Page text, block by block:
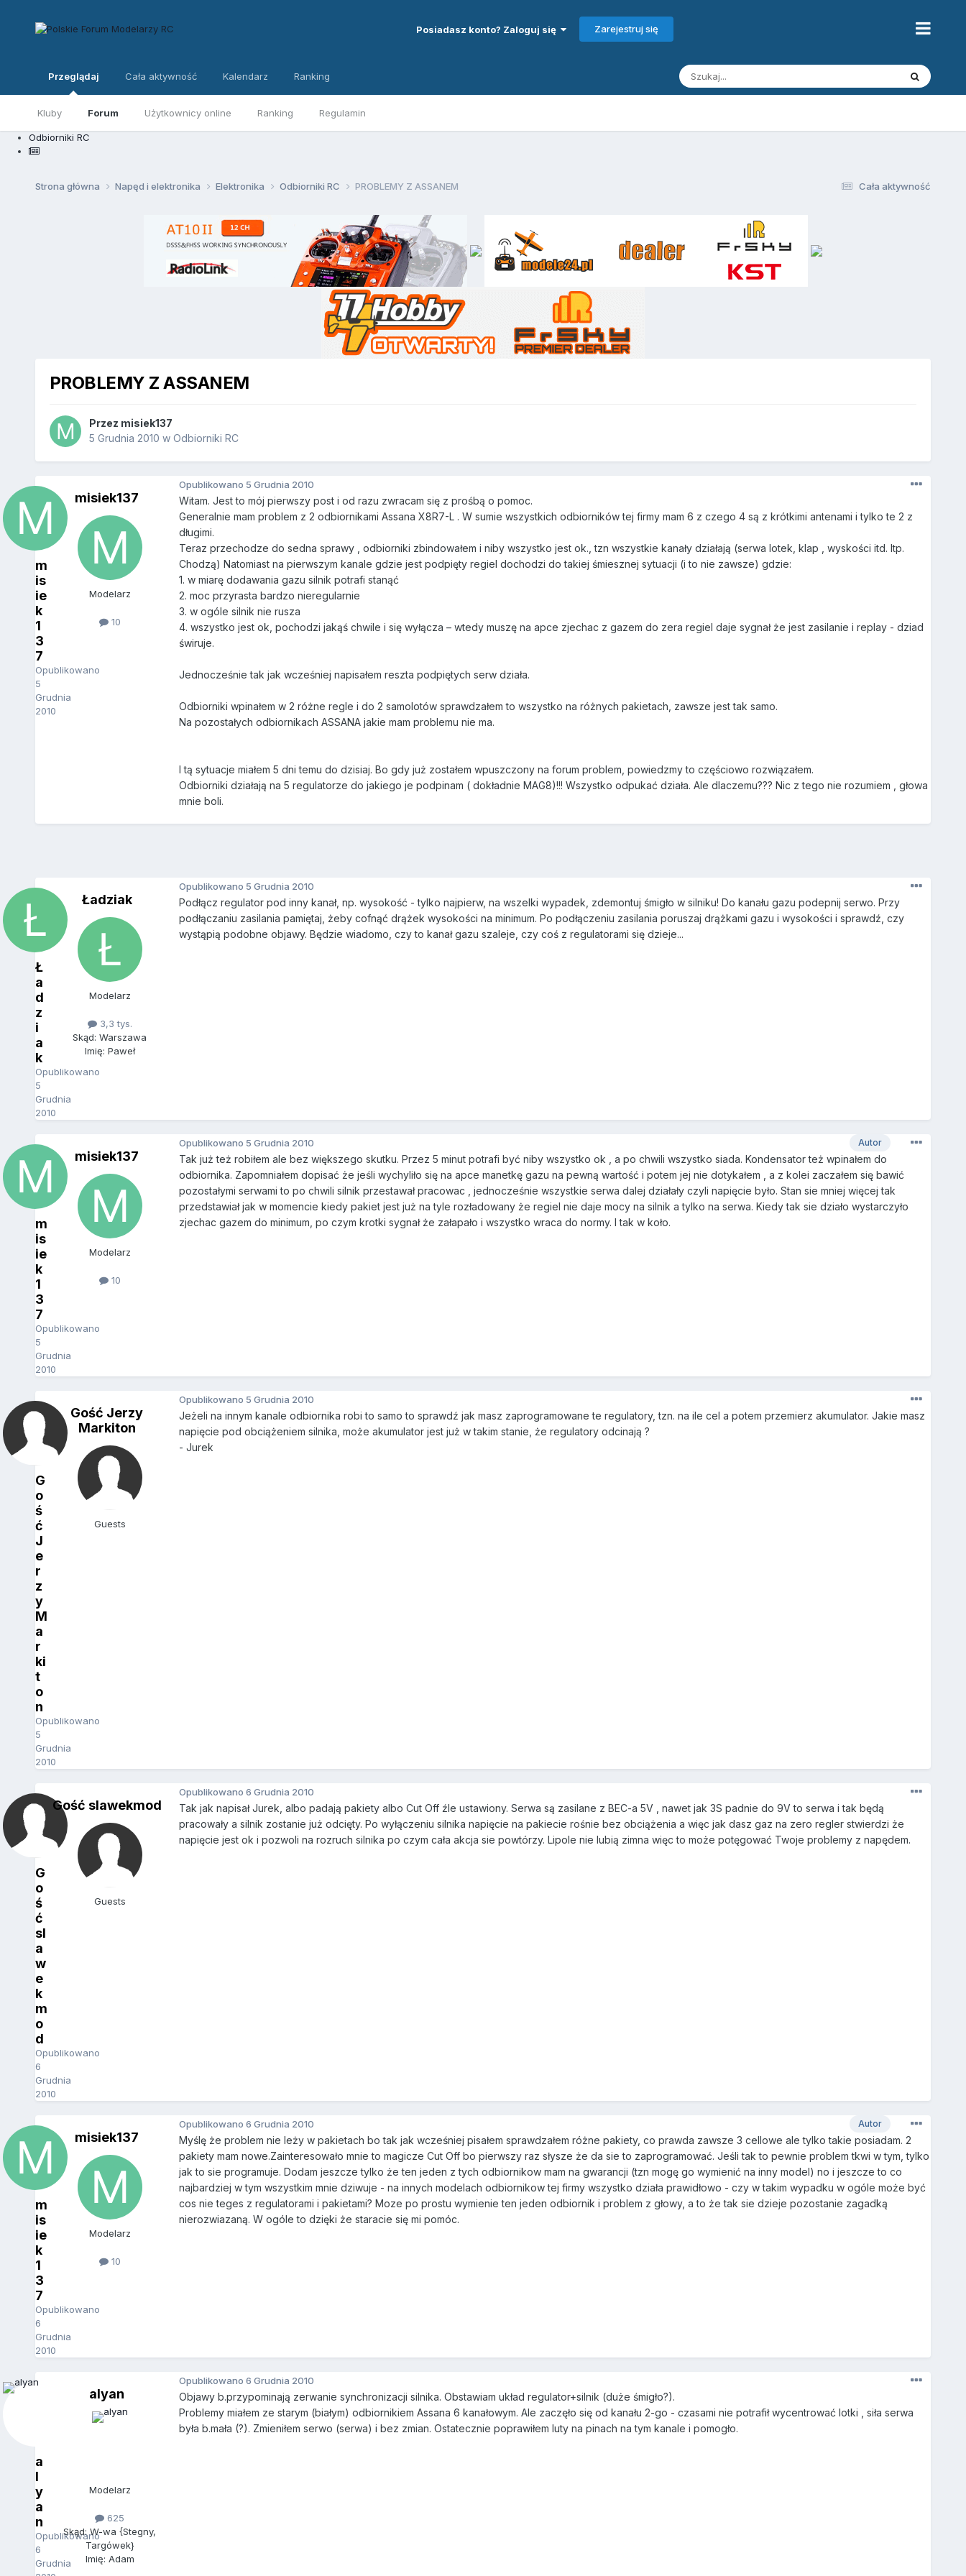
Posiadasz konto? Zaloguj się Zarejestruj się
Przeglądaj
Kluby Forum Użytkownicy online Ranking Regulamin
Cała aktywność Kalendarz Ranking
Odbiorniki RC
Cała aktywność
Strona główna Napęd i elektronika Elektronika Odbiorniki RC PROBLEMY Z ASSANEM
PROBLEMY Z ASSANEM
Przez misiek137
5 Grudnia 2010 w Odbiorniki RC
m
is
ie
k
1
3
7
Opublikowano
5
Grudnia
2010
misiek137
Modelarz
10
Opublikowano 5 Grudnia 2010
Witam. Jest to mój pierwszy post i od razu zwracam się z prośbą o pomoc.
Generalnie mam problem z 2 odbiornikami Assana X8R7-L . W sumie wszystkich odbiorników tej firmy mam 6 z czego 4 są z krótkimi antenami i tylko te 2 z
długimi.
Teraz przechodze do sedna sprawy , odbiorniki zbindowałem i niby wszystko jest ok., tzn wszystkie kanały działają (serwa lotek, klap , wyskości itd. Itp.
Chodzą) Natomiast na pierwszym kanale gdzie jest podpięty regiel dochodzi do takiej śmiesznej sytuacji (i to nie zawsze) gdzie:
1. w miarę dodawania gazu silnik potrafi stanąć
2. moc przyrasta bardzo nieregularnie
3. w ogóle silnik nie rusza
4. wszystko jest ok, pochodzi jakąś chwile i się wyłącza – wtedy muszę na apce zjechac z gazem do zera regiel daje sygnał że jest zasilanie i replay - dziad
świruje.
Jednocześnie tak jak wcześniej napisałem reszta podpiętych serw działa.
Odbiorniki wpinałem w 2 różne regle i do 2 samolotów sprawdzałem to wszystko na różnych pakietach, zawsze jest tak samo.
Na pozostałych odbiornikach ASSANA jakie mam problemu nie ma.
I tą sytuacje miałem 5 dni temu do dzisiaj. Bo gdy już zostałem wpuszczony na forum problem, powiedzmy to częściowo rozwiązałem.
Odbiorniki działają na 5 regulatorze do jakiego je podpinam ( dokładnie MAG8)!!! Wszystko odpukać działa. Ale dlaczemu??? Nic z tego nie rozumiem , głowa
mnie boli.
Ł
a
d
z
i
a
k
Opublikowano
5
Grudnia
2010
Ładziak
Modelarz
3,3 tys.
Skąd: Warszawa
Imię: Paweł
Opublikowano 5 Grudnia 2010
Podłącz regulator pod inny kanał, np. wysokość - tylko najpierw, na wszelki wypadek, zdemontuj śmigło w silniku! Do kanału gazu podepnij serwo. Przy
podłączaniu zasilania pamiętaj, żeby cofnąć drążek wysokości na minimum. Po podłączeniu zasilania poruszaj drążkami gazu i wysokości i sprawdź, czy
wystąpią podobne objawy. Będzie wiadomo, czy to kanał gazu szaleje, czy coś z regulatorami się dzieje...
m
is
ie
k
1
3
7
Opublikowano
5
Grudnia
2010
misiek137
Modelarz
10
Autor
Opublikowano 5 Grudnia 2010
Tak już też robiłem ale bez większego skutku. Przez 5 minut potrafi być niby wszystko ok , a po chwili wszystko siada. Kondensator też wpinałem do
odbiornika. Zapomniałem dopisać że jeśli wychyliło się na apce manetkę gazu na pewną wartość i potem jej nie dotykałem , a z kolei zaczałem się bawić
pozostałymi serwami to po chwili silnik przestawał pracowac , jednocześnie wszystkie serwa dalej działały czyli napięcie było. Stan sie mniej więcej tak
przedstawiał jak w momencie kiedy pakiet jest już na tyle rozładowany że regiel nie daje mocy na silnik a tylko na serwa. Kiedy tak sie działo wystarczyło
zjechac gazem do minimum, po czym krotki sygnał że załapało i wszystko wraca do normy. I tak w koło.
G
o
ś
ć
J
e
r
z
y
M
a
r
ki
t
o
n
Opublikowano
5
Grudnia
2010
Gość Jerzy
Markiton
Guests
Opublikowano 5 Grudnia 2010
Jeżeli na innym kanale odbiornika robi to samo to sprawdź jak masz zaprogramowane te regulatory, tzn. na ile cel a potem przemierz akumulator. Jakie masz
napięcie pod obciążeniem silnika, może akumulator jest już w takim stanie, że regulatory odcinają ?
- Jurek
G
o
ś
ć
sl
a
w
e
k
m
o
d
Opublikowano
6
Grudnia
2010
Gość slawekmod
Guests
Opublikowano 6 Grudnia 2010
Tak jak napisał Jurek, albo padają pakiety albo Cut Off źle ustawiony. Serwa są zasilane z BEC-a 5V , nawet jak 3S padnie do 9V to serwa i tak będą
pracowały a silnik zostanie już odcięty. Po wyłączeniu silnika napięcie na pakiecie rośnie bez obciążenia a więc jak dasz gaz na zero regler stwierdzi że
napięcie jest ok i pozwoli na rozruch silnika po czym cała akcja sie powtórzy. Lipole nie lubią zimna więc to może potęgować Twoje problemy z napędem.
m
is
ie
k
1
3
7
Opublikowano
6
Grudnia
2010
misiek137
Modelarz
10
Autor
Opublikowano 6 Grudnia 2010
Myślę że problem nie leży w pakietach bo tak jak wcześniej pisałem sprawdzałem różne pakiety, co prawda zawsze 3 cellowe ale tylko takie posiadam. 2
pakiety mam nowe.Zainteresowało mnie to magicze Cut Off bo pierwszy raz słysze że da sie to zaprogramować. Jeśli tak to pewnie problem tkwi w tym, tylko
jak to sie programuje. Dodam jeszcze tylko że ten jeden z tych odbiornikow mam na gwarancji (tzn mogę go wymienić na inny model) no i jeszcze to co
najbardziej w tym wszystkim mnie dziwuje - na innych modelach odbiornikow tej firmy wszystko działa prawidłowo - czy w takim wypadku w ogóle może być
cos nie teges z regulatorami i pakietami? Moze po prostu wymienie ten jeden odbiornik i problem z głowy, a to że tak sie dzieje pozostanie zagadką
nierozwiazaną. W ogóle to dzięki że staracie się mi pomóc.
a
l
y
a
n
Opublikowano
6
Grudnia
alyan
Modelarz
625
Skąd: W-wa {Stegny,
Targówek}
Imię: Adam
Opublikowano 6 Grudnia 2010
Objawy b.przypominają zerwanie synchronizacji silnika. Obstawiam układ regulator+silnik (duże śmigło?).
Problemy miałem ze starym (białym) odbiornikiem Assana 6 kanałowym. Ale zaczęło się od kanału 2-go - czasami nie potrafił wycentrować lotki , siła serwa
była b.mała (?). Zmieniłem serwo (serwa) i bez zmian. Ostatecznie poprawiłem luty na pinach na tym kanale i pomogło.